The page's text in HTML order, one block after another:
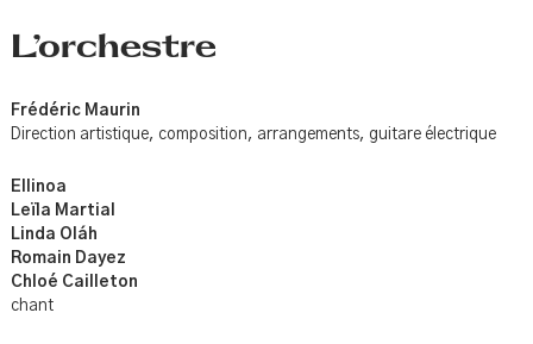
L’orchestre
Frédéric Maurin
Direction artistique, composition, arrangements, guitare électrique
Ellinoa
Leïla Martial
Linda Oláh
Romain Dayez
Chloé Cailleton
chant